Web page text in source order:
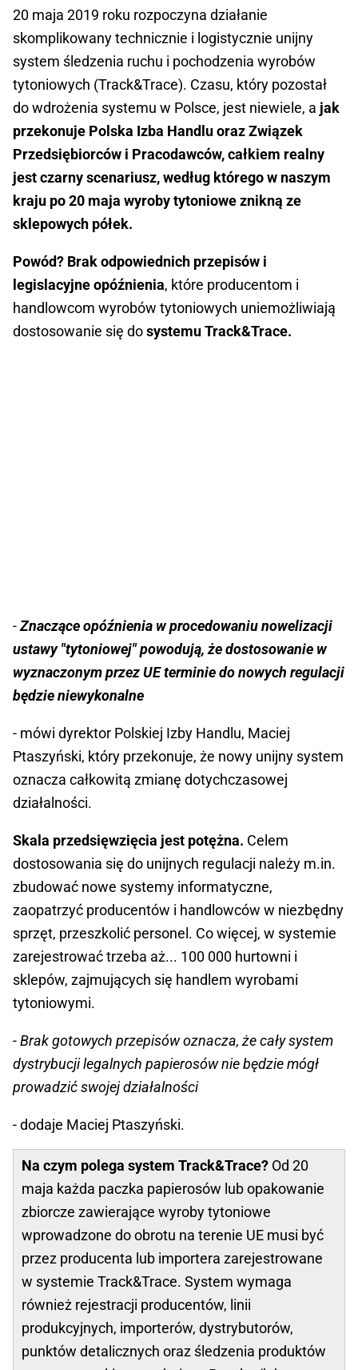
20 maja 2019 roku rozpoczyna działanie
skomplikowany technicznie i logistycznie unijny
system śledzenia ruchu i pochodzenia wyrobów
tytoniowych (Track&Trace). Czasu, który pozostał
do wdrożenia systemu w Polsce, jest niewiele, a jak
przekonuje Polska Izba Handlu oraz Związek
Przedsiębiorców i Pracodawców, całkiem realny
jest czarny scenariusz, według którego w naszym
kraju po 20 maja wyroby tytoniowe znikną ze
sklepowych półek.
Powód? Brak odpowiednich przepisów i
legislacyjne opóźnienia, które producentom i
handlowcom wyrobów tytoniowych uniemożliwiają
dostosowanie się dosystemu Track&Trace.
-Znaczące opóźnienia w procedowaniu nowelizacji
ustawy "tytoniowej" powodują, że dostosowanie w
wyznaczonym przez UE terminie do nowych regulacji
będzie niewykonalne
- mówi dyrektor Polskiej Izby Handlu, Maciej
Ptaszyński, który przekonuje, że nowy unijny system
oznacza całkowitą zmianę dotychczasowej
działalności.
Skala przedsięwzięcia jest potężna. Celem
dostosowania się do unijnych regulacji należy m.in.
zbudować nowe systemy informatyczne,
zaopatrzyć producentów i handlowców w niezbędny
sprzęt, przeszkolić personel. Co więcej, w systemie
zarejestrować trzeba aż... 100 000 hurtowni i
sklepów, zajmujących się handlem wyrobami
tytoniowymi.
- Brak gotowych przepisów oznacza, że cały system
dystrybucji legalnych papierosów nie będzie mógł
prowadzić swojej działalności
- dodaje Maciej Ptaszyński.
Na czym polega system Track&Trace? Od 20
maja każda paczka papierosów lub opakowanie
zbiorcze zawierające wyroby tytoniowe
wprowadzone do obrotu na terenie UE musi być
przez producenta lub importera zarejestrowane
w systemie Track&Trace. System wymaga
również rejestracji producentów, linii
produkcyjnych, importerów, dystrybutorów,
punktów detalicznych oraz śledzenia produktów